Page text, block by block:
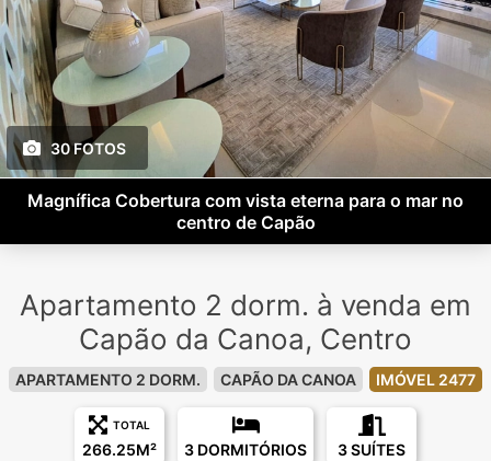
30 FOTOS
Magnífica Cobertura com vista eterna para o mar no
centro de Capão
Apartamento 2 dorm. à venda em
Capão da Canoa, Centro
APARTAMENTO 2 DORM. CAPÃO DA CANOA IMÓVEL 2477
TOTAL
266.25M² 3 DORMITÓRIOS 3 SUÍTES